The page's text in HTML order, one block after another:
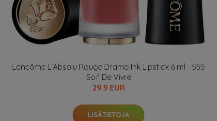
Lancôme L'Absolu Rouge Drama Ink Lipstick 6 ml - 555
Soif De Vivre
29.9 EUR
LISÄTIETOJA